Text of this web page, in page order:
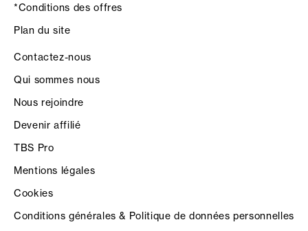
*Conditions des offres
Plan du site
Contactez-nous
Qui sommes nous
Nous rejoindre
Devenir affilié
TBS Pro
Mentions légales
Cookies
Conditions générales & Politique de données personnelles